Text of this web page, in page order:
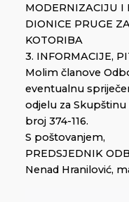
MODERNIZACIJU I
DIONICE PRUGE
KOTORIBA
3. INFORMACIJE,
Molim članove
eventualnu
odjelu za
broj 374-116.
S poštovanjem,
PREDSJEDNIK
Nenad Hranilović,